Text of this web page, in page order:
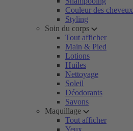
Couleur des cheveux
Styling
Soin du corps
Tout afficher
Main & Pied
Lotions
Huiles
Nettoyage
Soleil
Déodorants
Savons
Maquillage
Tout afficher
Yeux